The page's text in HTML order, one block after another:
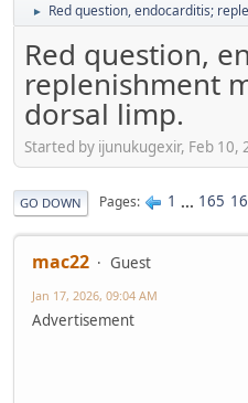
► Red question, endocarditis;
Red question,
replenishment
dorsal limp.
Started by ijunukugexir, Feb 10,
GO DOWN Pages 1 ... 165
mac22
Guest
Jan 17, 2026, 09:04 AM
Advertisement